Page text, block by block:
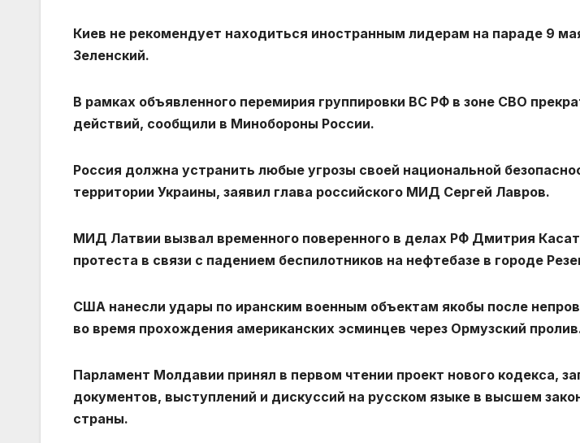
Киев не рекомендует находиться иностранным лидерам на параде 9
Зеленский.
В рамках объявленного перемирия группировки ВС РФ в зоне СВО
действий, сообщили в Минобороны России.
Россия должна устранить любые угрозы своей национальной
территории Украины, заявил глава российского МИД Сергей Лавров.
МИД Латвии вызвал временного поверенного в делах РФ Дмитрия
протеста в связи с падением беспилотников на нефтебазе в городе
США нанесли удары по иранским военным объектам якобы после
во время прохождения американских эсминцев через Ормузский
Парламент Молдавии принял в первом чтении проект нового кодекса,
документов, выступлений и дискуссий на русском языке в высшем
страны.